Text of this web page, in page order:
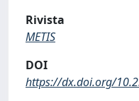
Rivista
METIS
DOI
https://dx.doi.org/